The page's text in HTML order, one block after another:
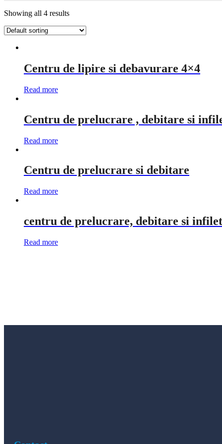
Showing all 4 results
Centru de lipire si debavurare 4×4
Read more
Centru de prelucrare , debitare si
Read more
Centru de prelucrare si debitare
Read more
centru de prelucrare, debitare si
Read more